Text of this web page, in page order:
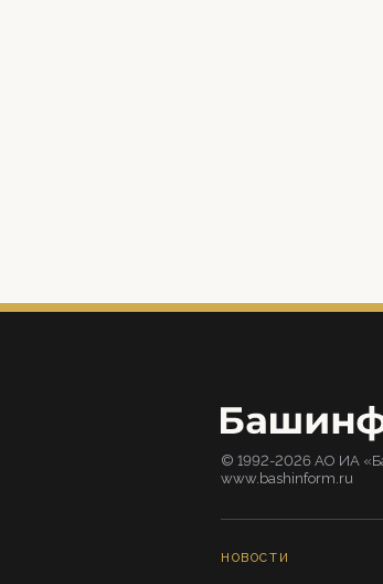
© 1992-2026 АО ИА
www.bashinform.ru
НОВОСТИ